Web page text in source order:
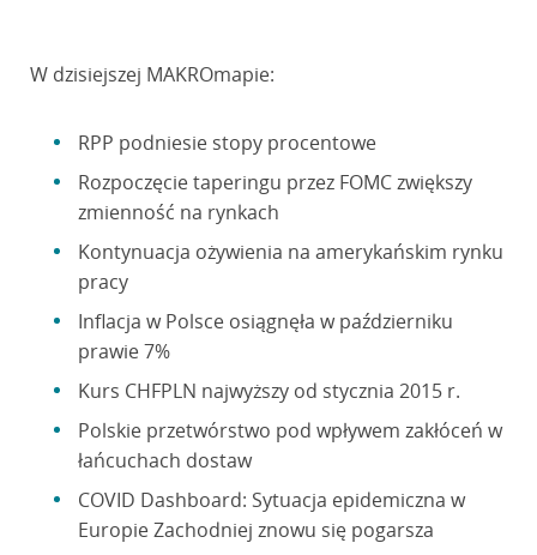
W dzisiejszej MAKROmapie:
RPP podniesie stopy procentowe
Rozpoczęcie taperingu przez FOMC zwiększy
zmienność na rynkach
Kontynuacja ożywienia na amerykańskim rynku
pracy
Inflacja w Polsce osiągnęła w październiku
prawie 7%
Kurs CHFPLN najwyższy od stycznia 2015 r.
Polskie przetwórstwo pod wpływem zakłóceń w
łańcuchach dostaw
COVID Dashboard: Sytuacja epidemiczna w
Europie Zachodniej znowu się pogarsza